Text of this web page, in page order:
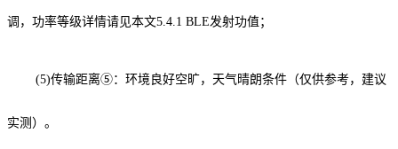
调，功率等级详情请见本文5.4.1 BLE发射功值；
(5)传输距离⑤：环境良好空旷，天气晴朗条件（仅供参考，建议
实测）。